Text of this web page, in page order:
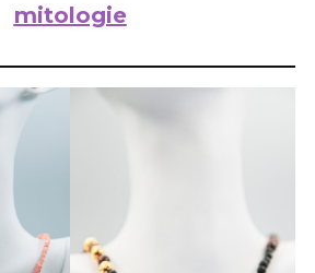
mitologie